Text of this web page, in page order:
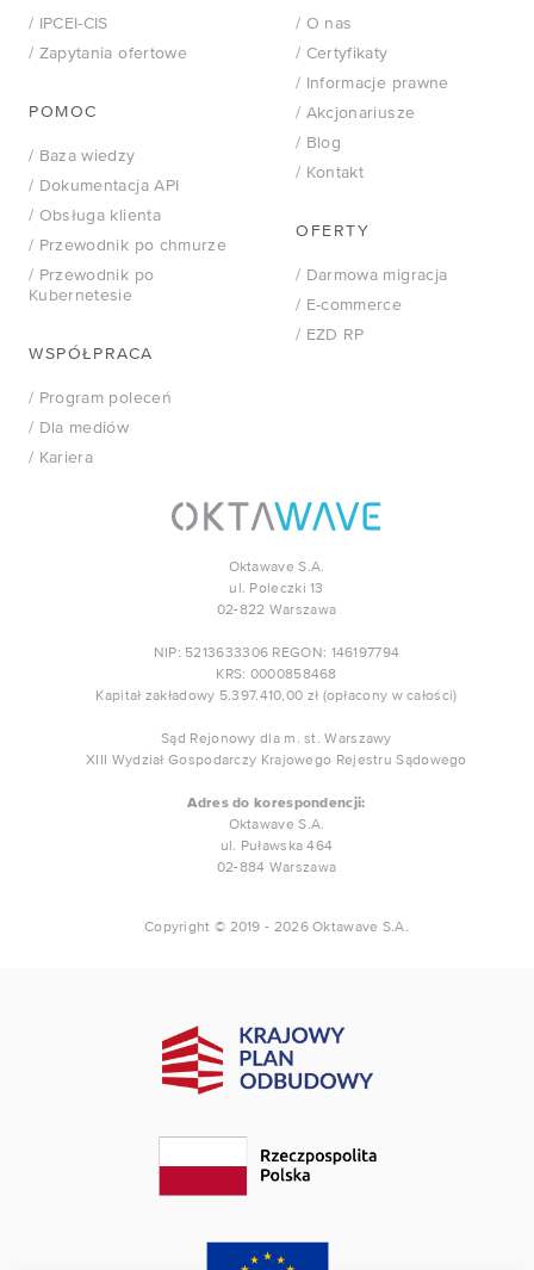
Oktawave S.A.
ul. Poleczki 13
02-822 Warszawa
NIP: 5213633306 REGON: 146197794
KRS: 0000858468
Kapitał zakładowy 5.397.410,00 zł (opłacony w całości)
Sąd Rejonowy dla m. st. Warszawy
XIII Wydział Gospodarczy Krajowego Rejestru Sądowego
Adres do korespondencji:
Oktawave S.A.
ul. Puławska 464
02-884 Warszawa
Copyright © 2019 - 2026 Oktawave S.A.
/ IPCEI-CIS
/ Zapytania ofertowe
POMOC
/ Baza wiedzy
/ Dokumentacja API
/ Obsługa klienta
/ Przewodnik po chmurze
/ Przewodnik po
Kubernetesie
WSPÓŁPRACA
/ Program poleceń
/ Dla mediów
/ Kariera
/ O nas
/ Certyfikaty
/ Informacje prawne
/ Akcjonariusze
/ Blog
/ Kontakt
OFERTY
/ Darmowa migracja
/ E-commerce
/ EZD RP